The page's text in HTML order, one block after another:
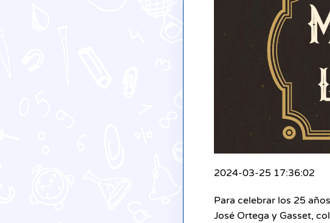
2024-03-25 17:36:02
Para celebrar los 25
José Ortega y Gasset,